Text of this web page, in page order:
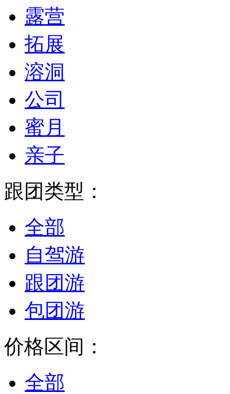
露营
拓展
溶洞
公司
蜜月
亲子
跟团类型：
全部
自驾游
跟团游
包团游
价格区间：
全部